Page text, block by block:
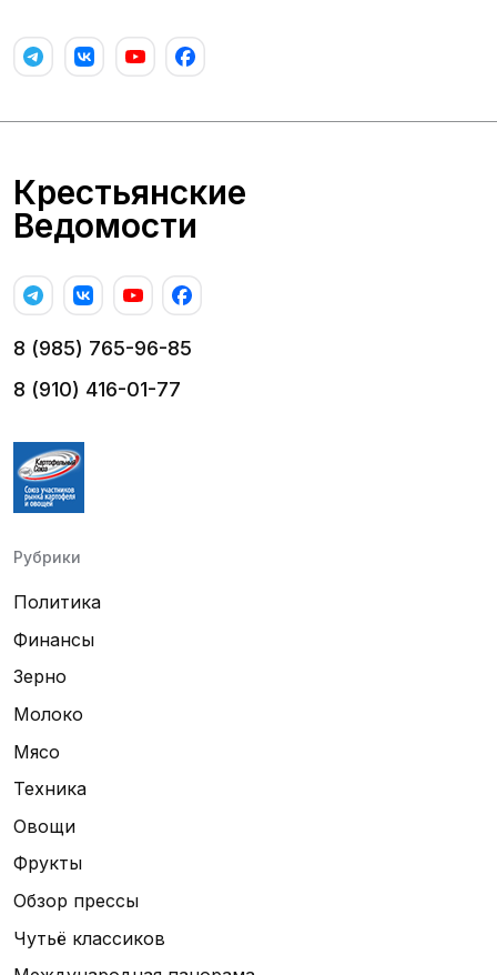
Крестьянские
Ведомости
8 (985) 765-96-85
8 (910) 416-01-77
Рубрики
Политика
Финансы
Зерно
Молоко
Мясо
Техника
Овощи
Фрукты
Обзор прессы
Чутьё классиков